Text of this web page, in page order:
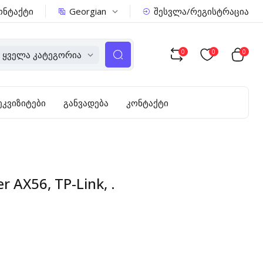
Georgian შესვლა/რეგისტრაცია
Ყველა Კატეგორია 0 0 0
განვადება კონტაქტი
AX56, TP-Link, .